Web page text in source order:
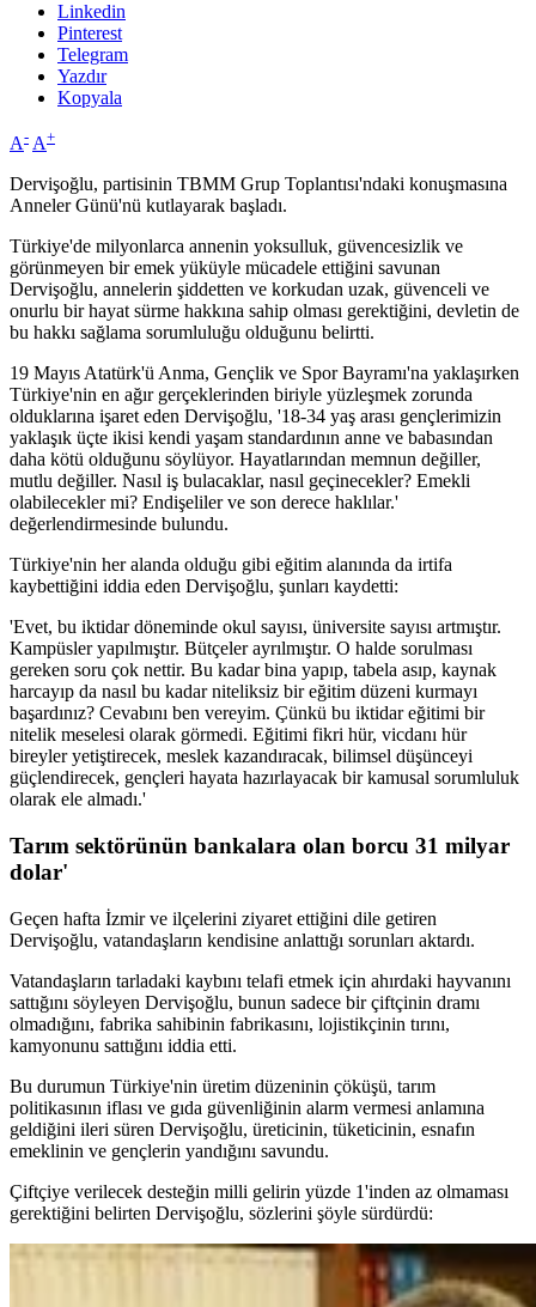
Linkedin
Pinterest
Telegram
Yazdır
Kopyala
A- A+
Dervişoğlu, partisinin TBMM Grup Toplantısı'ndaki konuşmasına
Anneler Günü'nü kutlayarak başladı.
Türkiye'de milyonlarca annenin yoksulluk, güvencesizlik ve
görünmeyen bir emek yüküyle mücadele ettiğini savunan
Dervişoğlu, annelerin şiddetten ve korkudan uzak, güvenceli ve
onurlu bir hayat sürme hakkına sahip olması gerektiğini, devletin de
bu hakkı sağlama sorumluluğu olduğunu belirtti.
19 Mayıs Atatürk'ü Anma, Gençlik ve Spor Bayramı'na yaklaşırken
Türkiye'nin en ağır gerçeklerinden biriyle yüzleşmek zorunda
olduklarına işaret eden Dervişoğlu, '18-34 yaş arası gençlerimizin
yaklaşık üçte ikisi kendi yaşam standardının anne ve babasından
daha kötü olduğunu söylüyor. Hayatlarından memnun değiller,
mutlu değiller. Nasıl iş bulacaklar, nasıl geçinecekler? Emekli
olabilecekler mi? Endişeliler ve son derece haklılar.'
değerlendirmesinde bulundu.
Türkiye'nin her alanda olduğu gibi eğitim alanında da irtifa
kaybettiğini iddia eden Dervişoğlu, şunları kaydetti:
'Evet, bu iktidar döneminde okul sayısı, üniversite sayısı artmıştır.
Kampüsler yapılmıştır. Bütçeler ayrılmıştır. O halde sorulması
gereken soru çok nettir. Bu kadar bina yapıp, tabela asıp, kaynak
harcayıp da nasıl bu kadar niteliksiz bir eğitim düzeni kurmayı
başardınız? Cevabını ben vereyim. Çünkü bu iktidar eğitimi bir
nitelik meselesi olarak görmedi. Eğitimi fikri hür, vicdanı hür
bireyler yetiştirecek, meslek kazandıracak, bilimsel düşünceyi
güçlendirecek, gençleri hayata hazırlayacak bir kamusal sorumluluk
olarak ele almadı.'
Tarım sektörünün bankalara olan borcu 31 milyar
dolar'
Geçen hafta İzmir ve ilçelerini ziyaret ettiğini dile getiren
Dervişoğlu, vatandaşların kendisine anlattığı sorunları aktardı.
Vatandaşların tarladaki kaybını telafi etmek için ahırdaki hayvanını
sattığını söyleyen Dervişoğlu, bunun sadece bir çiftçinin dramı
olmadığını, fabrika sahibinin fabrikasını, lojistikçinin tırını,
kamyonunu sattığını iddia etti.
Bu durumun Türkiye'nin üretim düzeninin çöküşü, tarım
politikasının iflası ve gıda güvenliğinin alarm vermesi anlamına
geldiğini ileri süren Dervişoğlu, üreticinin, tüketicinin, esnafın
emeklinin ve gençlerin yandığını savundu.
Çiftçiye verilecek desteğin milli gelirin yüzde 1'inden az olmaması
gerektiğini belirten Dervişoğlu, sözlerini şöyle sürdürdü: